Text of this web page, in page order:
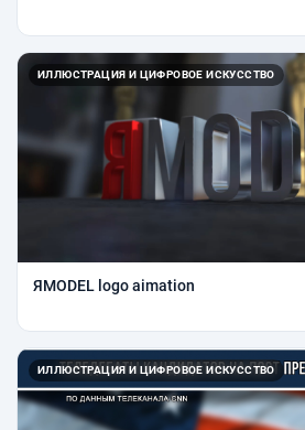
ИЛЛЮСТРАЦИЯ И ЦИФРОВОЕ ИСКУССТВО
ЯMODEL logo aimation
ИЛЛЮСТРАЦИЯ И ЦИФРОВОЕ ИСКУССТВО